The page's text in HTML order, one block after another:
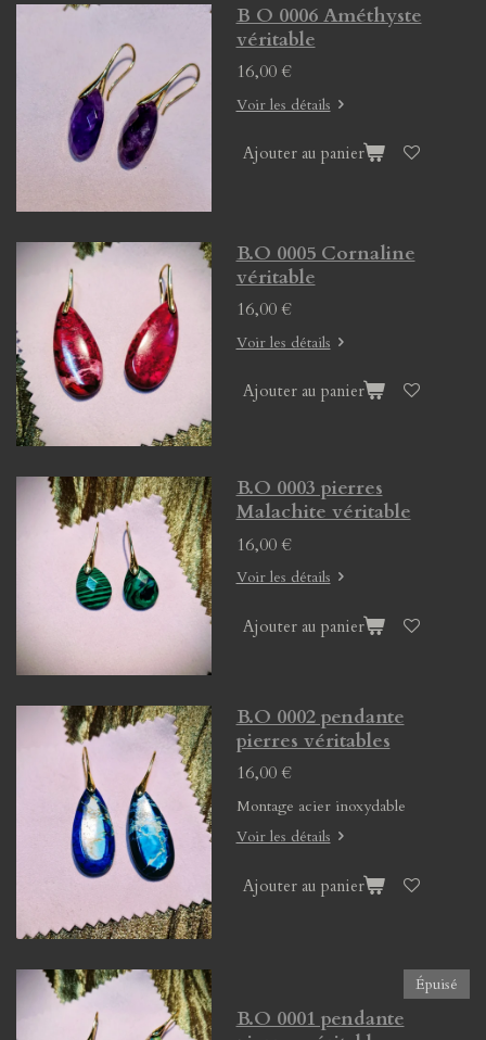
B O 0006 Améthyste
véritable
16,00 €
Voir les détails
Ajouter au panier
B.O 0005 Cornaline
véritable
16,00 €
Voir les détails
Ajouter au panier
B.O 0003 pierres
Malachite véritable
16,00 €
Voir les détails
Ajouter au panier
B.O 0002 pendante
pierres véritables
16,00 €
Montage acier inoxydable
Voir les détails
Ajouter au panier
Épuisé
B.O 0001 pendante